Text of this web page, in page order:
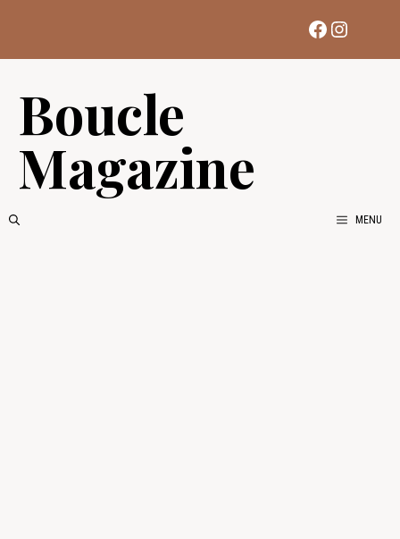
contenu
Facebook
Boucle
Magazine
MENU